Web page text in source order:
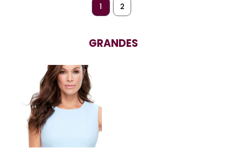
1 2
GRANDES
1.150,00€
1.750,00€
múltiples
Las